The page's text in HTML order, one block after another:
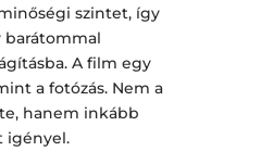
szintet, így
A film egy
a fotózás. Nem a
hanem inkább
igényel.